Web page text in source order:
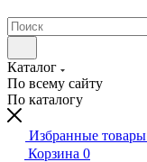
Каталог
По всему сайту
По каталогу
Избранные товары
Корзина 0